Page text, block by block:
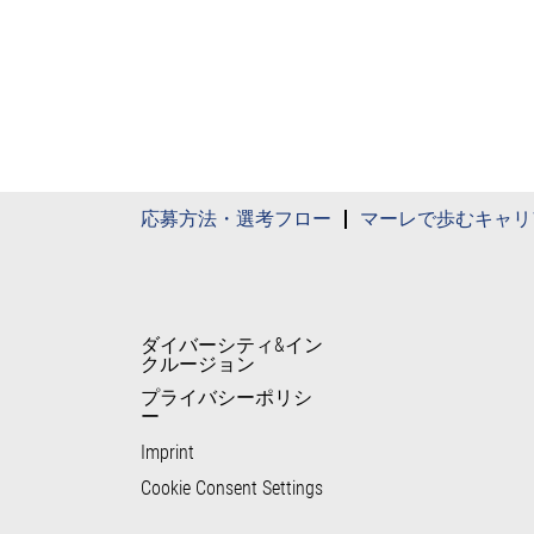
応募方法・選考フロー マーレで歩むキャ
ダイバーシティ&イン
クルージョン
プライバシーポリシ
ー
Imprint
Cookie Consent Settings